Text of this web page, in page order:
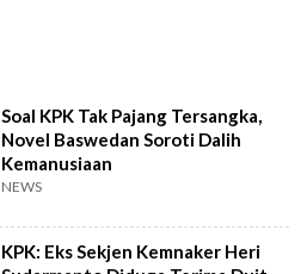
Soal KPK Tak Pajang Tersangka,
Novel Baswedan Soroti Dalih
Kemanusiaan
NEWS
KPK: Eks Sekjen Kemnaker Heri